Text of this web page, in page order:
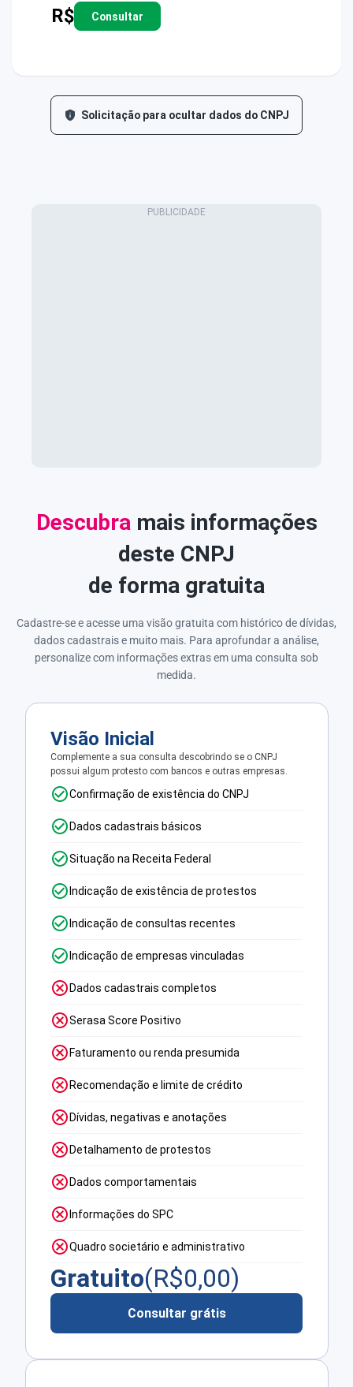
R$ Consultar
Solicitação para ocultar dados do CNPJ
Descubra mais informações
deste CNPJ
de forma gratuita
Cadastre-se e acesse uma visão gratuita com histórico de dívidas,
dados cadastrais e muito mais. Para aprofundar a análise,
personalize com informações extras em uma consulta sob
medida.
Visão Inicial
Complemente a sua consulta descobrindo se o CNPJ
possui algum protesto com bancos e outras empresas.
Confirmação de existência do CNPJ
Dados cadastrais básicos
Situação na Receita Federal
Indicação de existência de protestos
Indicação de consultas recentes
Indicação de empresas vinculadas
Dados cadastrais completos
Serasa Score Positivo
Faturamento ou renda presumida
Recomendação e limite de crédito
Dívidas, negativas e anotações
Detalhamento de protestos
Dados comportamentais
Informações do SPC
Quadro societário e administrativo
Gratuito(R$0,00)
Consultar grátis